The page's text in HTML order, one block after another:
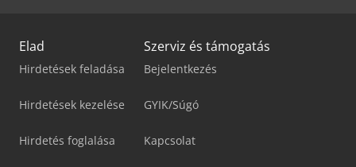
Elad
Hirdetések feladása
Hirdetések kezelése
Hirdetés foglalása
Szerviz és támogatás
Bejelentkezés
GYIK/Súgó
Kapcsolat